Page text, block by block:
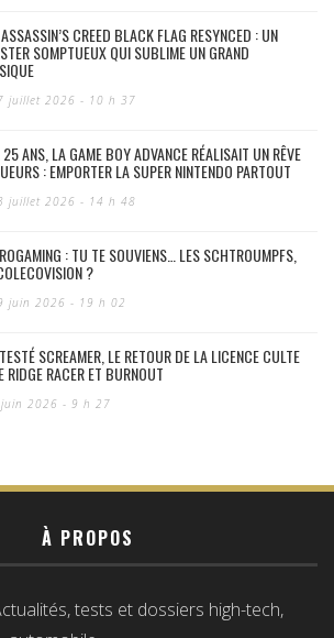
CREED BLACK FLAG RESYNCED : UN
SOMPTUEUX QUI SUBLIME UN GRAND
juillet 2026 - 10 h 37
ANS, LA GAME BOY ADVANCE RÉALISAIT UN RÊVE
: EMPORTER LA SUPER NINTENDO PARTOUT
juillet 2026 - 14 h 48
: TU TE SOUVIENS… LES SCHTROUMPFS,
?
juin 2026 - 19 h 02
SCREAMER, LE RETOUR DE LA LICENCE CULTE
RIDGE RACER ET BURNOUT
2026 - 9 h 27
À PROPOS
tests et dossiers high-tech,